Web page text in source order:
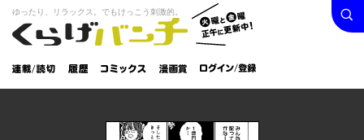
くらげバンチ
火曜と
金曜正
午に更
新中！
ゆったり、リラックス。でもけっこう刺激的。
連載/読
切
履
歴
コミック
漫画
賞
ログイン /
登録
検索